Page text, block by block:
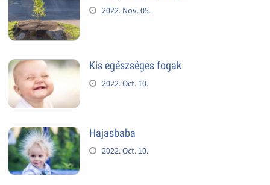
2022. Nov. 05.
Kis egészséges fogak
2022. Oct. 10.
Hajasbaba
2022. Oct. 10.